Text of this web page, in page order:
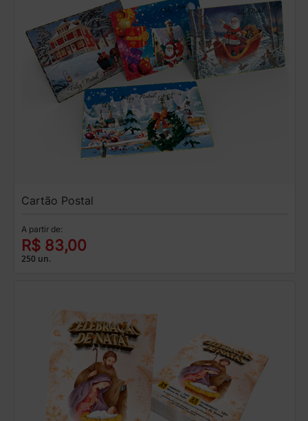
Cartão Postal
A partir de:
R$ 83,00
250 un.